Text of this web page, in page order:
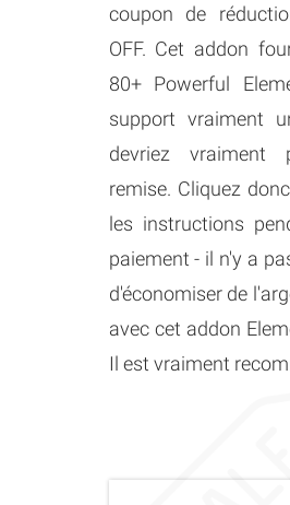
coupon de
OFF. Cet addon
80+ Powerful
support vraiment
devriez vraiment
remise. Cliquez
les instructions
paiement - il n'y a
d'économiser de
avec cet addon
Il est vraiment